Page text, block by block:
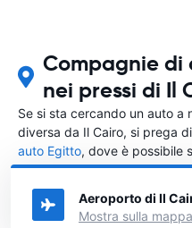
Compagnie di
nei pressi di Il
Se si sta cercando un auto a
diversa da Il Cairo, si prega
auto Egitto, dove è possibile
vuole noleggiare l'auto.
Aeroporto di Il
Mostra sulla mappa